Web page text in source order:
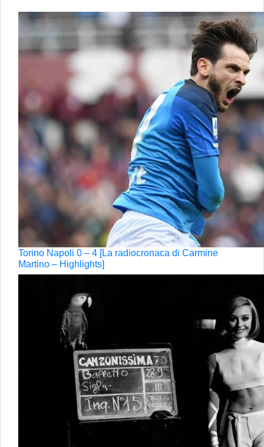
Torino Napoli 0 – 4 [La radiocronaca di Carmine
Martino – Highlights]